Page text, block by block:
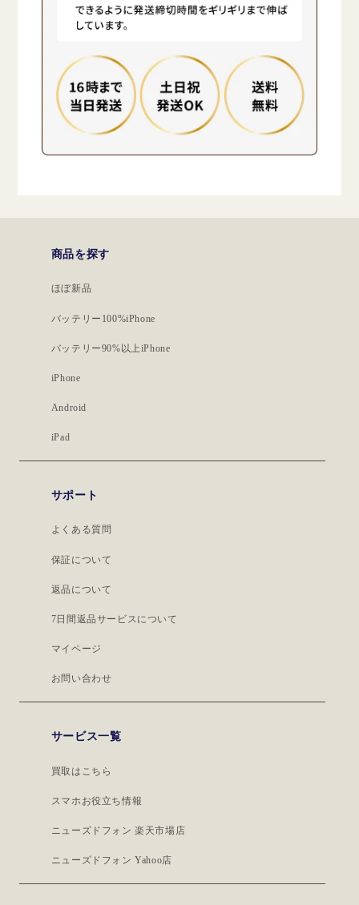
商品を探す
ほぼ新品
バッテリー100%iPhone
バッテリー90%以上iPhone
iPhone
Android
iPad
サポート
よくある質問
保証について
返品について
7日間返品サービスについて
マイページ
お問い合わせ
サービス一覧
買取はこちら
スマホお役立ち情報
ニューズドフォン 楽天市場店
ニューズドフォン Yahoo店